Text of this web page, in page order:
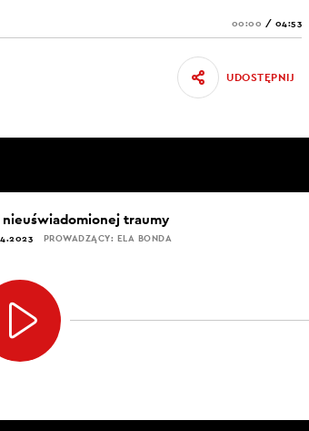
00:00 / 04:53
UDOSTĘPNIJ
nieuświadomionej traumy
PROWADZĄCY: ELA BONDA